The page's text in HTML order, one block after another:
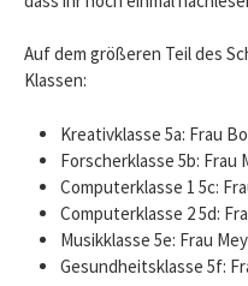
Auf dem größeren Teil des
Klassen:
Kreativklasse 5a: Frau
Forscherklasse 5b: Frau
Computerklasse 1 5c:
Computerklasse 2 5d:
Musikklasse 5e: Frau
Gesundheitsklasse 5f: